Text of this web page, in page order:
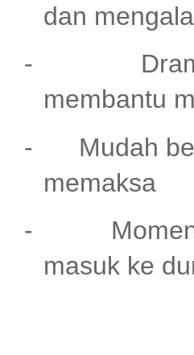
dan
-
membantu
-
Mudah
memaksa
-
masuk ke